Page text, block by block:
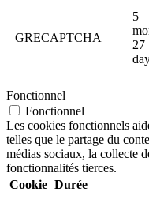
_GRECAPTCHA
5
27
Fonctionnel
Fonctionnel
Les cookies fonctionnels
telles que le partage du
médias sociaux, la collecte
fonctionnalités tierces.
Cookie Durée